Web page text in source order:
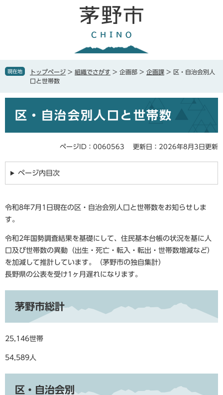
で
ば
本
現在地 トップページ > 組織でさがす > 企画部 > 企画課 > 区・自治会別人
口と世帯数
区・自治会別人口と世帯数
ページID：0060563 更新日：2026年8月3日更新
ページ内目次
令和8年7月1日現在の区・自治会別人口と世帯数をお知らせしま
す。
令和2年国勢調査結果を基礎にして、住民基本台帳の状況を基に人
口及び世帯数の異動（出生・死亡・転入・転出・世帯数増減など）
を加減して推計しています。（茅野市の独自集計）
長野県の公表を受け1ヶ月遅れになります。
茅野市総計
25,146世帯
54,589人
区・自治会別